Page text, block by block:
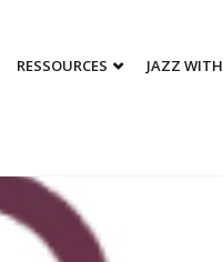
RESSOURCES JAZZ WITH